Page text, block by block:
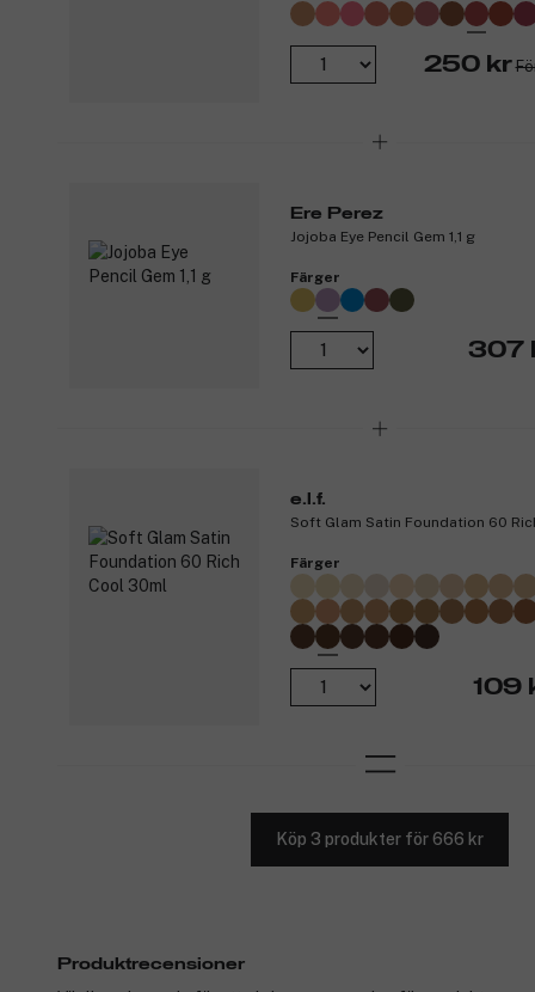
250 kr
Ere Perez
Jojoba Eye Pencil Gem 1,1 g
Färger
307
e.l.f.
Soft Glam Satin Foundation 60
Färger
109
Köp 3 produkter för 666 kr
Produktrecensioner